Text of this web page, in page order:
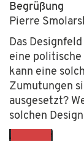
Begrüßung
Pierre
Das
eine politische
kann eine
Zumutungen
ausgesetzt?
solchen
Mit
Laden
des
Videos
akzeptieren
von
YouTube.
Mehr